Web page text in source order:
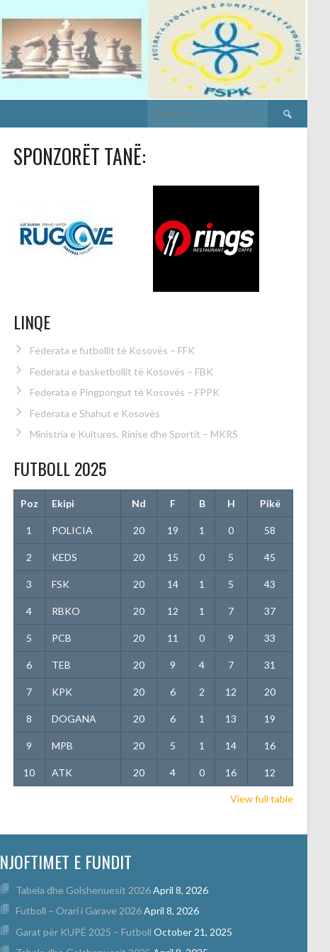
Search
for:
SPONZORËT TANË:
LINQE
Federata e futbollit të Kosovës – FFK
Federata e basketbollit të Kosovës – FBK
Federata e Pingpongut të Kosovës – FPPK
Federata e Shahut e Kosovës
Ministria e Kultures, Rinise dhe Sportit – MKRS
FUTBOLL 2025
Poz Ekipi Nd F B H Pikë
1 POLICIA 20 19 1 0 58
2 KEDS 20 15 0 5 45
3 FSK 20 14 1 5 43
4 RBKO 20 12 1 7 37
5 PCB 20 11 0 9 33
6 TEB 20 9 4 7 31
7 KPK 20 6 2 12 20
8 DOGANA 20 6 1 13 19
9 MPB 20 5 1 14 16
10 ATK 20 4 0 16 12
View full table
NJOFTIMET E FUNDIT
Tabela dhe Golshenuesit 2026 April 8, 2026
Futboll – Orari i Garave 2026 April 8, 2026
Garat për KUPË 2025 – Futboll October 21, 2025